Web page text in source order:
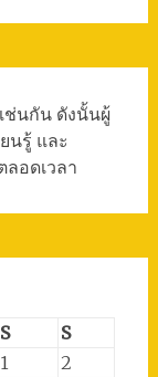
ช่นกัน ดังนั้นผู้
นรู้ และ
อดเวลา
S
S
1
2